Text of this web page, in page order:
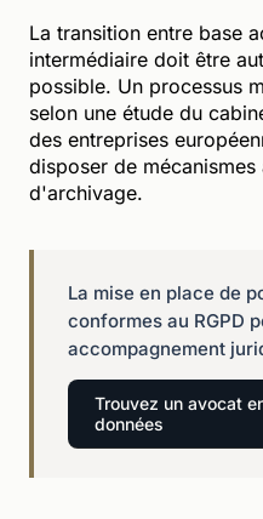
La transition entre base
intermédiaire doit être
possible. Un processus
selon une étude du
des entreprises
disposer de
d'archivage.
La mise en place de
conformes au RGPD
accompagnement
Trouvez un avocat
données